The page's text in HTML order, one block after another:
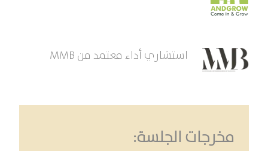
استشاري أداء معتمد من MMB
مخرجات الجلسة: